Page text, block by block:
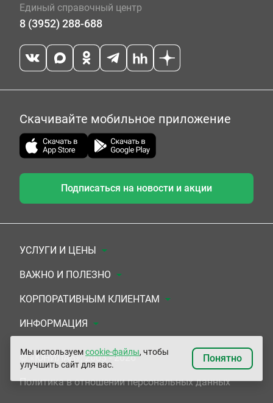
Единый справочный центр
8 (3952) 288-688
Скачивайте мобильное приложение
Подписаться на новости и акции
УСЛУГИ И ЦЕНЫ
Анализы
Комплексы
УЗИ
ЭКГ/Холтер/СМАД
Приемы врачей
ВАЖНО И ПОЛЕЗНО
Документы для заключения договора
Система скидок
Подарочные сертификаты
Сертификаты на комплексные программы
КОРПОРАТИВНЫМ КЛИЕНТАМ
Медицинским организациям
Прочим организациям
ИНФОРМАЦИЯ
О Компании
Контакты
© «ЮНИЛАБ», 2003 - 2026
Политика в отношении персональных данных
Мы используемcookie-файлы, чтобы
улучшить сайт для вас.
Понятно